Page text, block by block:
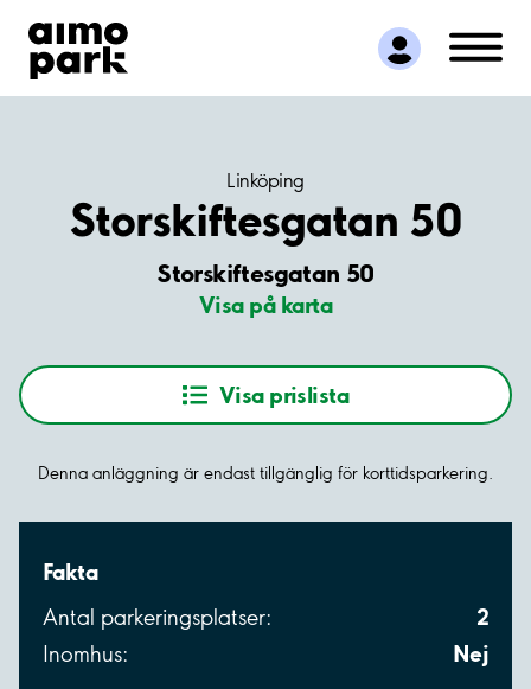
Hitta parkering
Samarbete
Kundservice
Linköping
Storskiftesgatan 50
Storskiftesgatan 50
Visa på karta
Visa prislista
Denna anläggning är endast tillgänglig för korttidsparkering.
Fakta
Antal parkeringsplatser: 2
Inomhus: Nej